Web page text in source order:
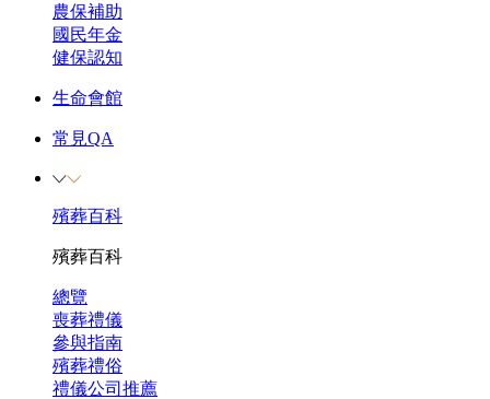
農保補助
國民年金
健保認知
生命會館
常見QA
殯葬百科
殯葬百科
總覽
喪葬禮儀
參與指南
殯葬禮俗
禮儀公司推薦